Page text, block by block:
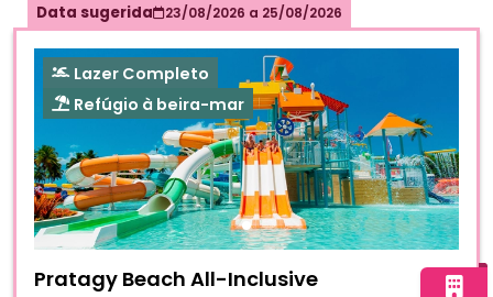
Data sugerida 23/08/2026 a 25/08/2026
Lazer Completo
Refúgio à beira-mar
Pratagy Beach All-Inclusive